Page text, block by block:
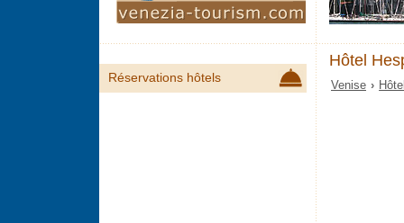
Hôtel
Venise ›
Réservations hôtels